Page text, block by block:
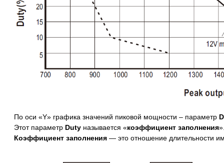
По оси «Y» графика значений пиковой мощности – параметр
Этот параметр Duty называется «коэффициент заполнения
Коэффициент заполнения — это отношение длительности